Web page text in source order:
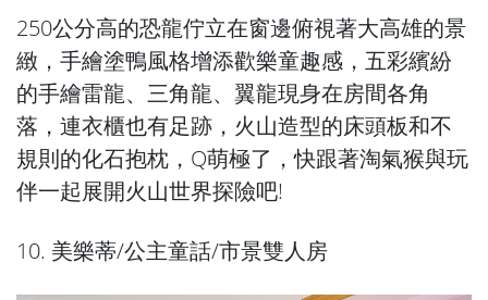
250公分高的恐龍佇立在窗邊俯視著大高雄的景
緻，手繪塗鴨風格增添歡樂童趣感，五彩繽紛
的手繪雷龍、三角龍、翼龍現身在房間各角
落，連衣櫃也有足跡，火山造型的床頭板和不
規則的化石抱枕，Q萌極了，快跟著淘氣猴與玩
伴一起展開火山世界探險吧!
10. 美樂蒂/公主童話/市景雙人房